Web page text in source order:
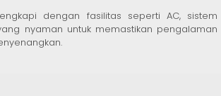
dengan fasilitas seperti AC, sistem
nyaman untuk memastikan pengalaman